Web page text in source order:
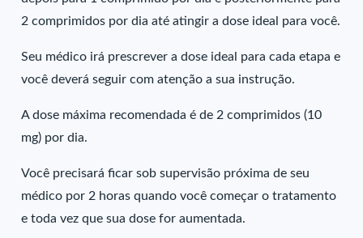
2 comprimidos por dia até atingir a dose ideal para você.
Seu médico irá prescrever a dose ideal para cada etapa e
você deverá seguir com atenção a sua instrução.
A dose máxima recomendada é de 2 comprimidos (10
mg) por dia.
Você precisará ficar sob supervisão próxima de seu
médico por 2 horas quando você começar o tratamento
e toda vez que sua dose for aumentada.